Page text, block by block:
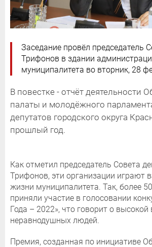
Заседание провёл председатель
Трифонов в здании
муниципалитета во вторник, 28
В повестке - отчёт деятельности
палаты и молодёжного
депутатов городского округа
прошлый год.
Как отметил председатель Совета
Трифонов, эти организации играют
жизни муниципалитета. Так, более
приняли участие в голосовании
Года – 2022», что говорит о высокой
неравнодушных людей.
Премия, созданная по инициативе